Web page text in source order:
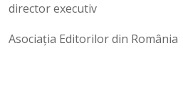
director executiv
Asociația Editorilor din România